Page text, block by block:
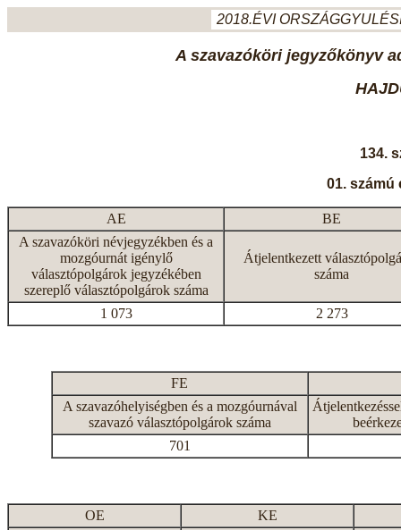
2018.ÉVI
A szavazóköri jegyzőkönyv
134.
01. számú
AE
BE
A szavazóköri névjegyzékben és a
mozgóurnát igénylő
választópolgárok jegyzékében
szereplő választópolgárok száma
Átjelentkezett
száma
1 073 2 273
FE
A szavazóhelyiségben és a mozgóurnával
szavazó választópolgárok száma
701
OE
KE